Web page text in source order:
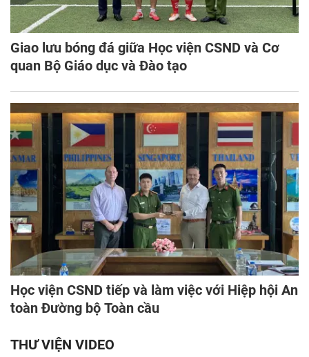
Giao lưu bóng đá giữa Học viện CSND và Cơ
quan Bộ Giáo dục và Đào tạo
Học viện CSND tiếp và làm việc với Hiệp hội An
toàn Đường bộ Toàn cầu
THƯ VIỆN VIDEO